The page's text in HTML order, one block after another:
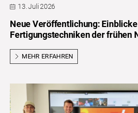
13. Juli 2026
Neue Veröffentlichung:
Fertigungstechniken der frühen
MEHR ERFAHREN